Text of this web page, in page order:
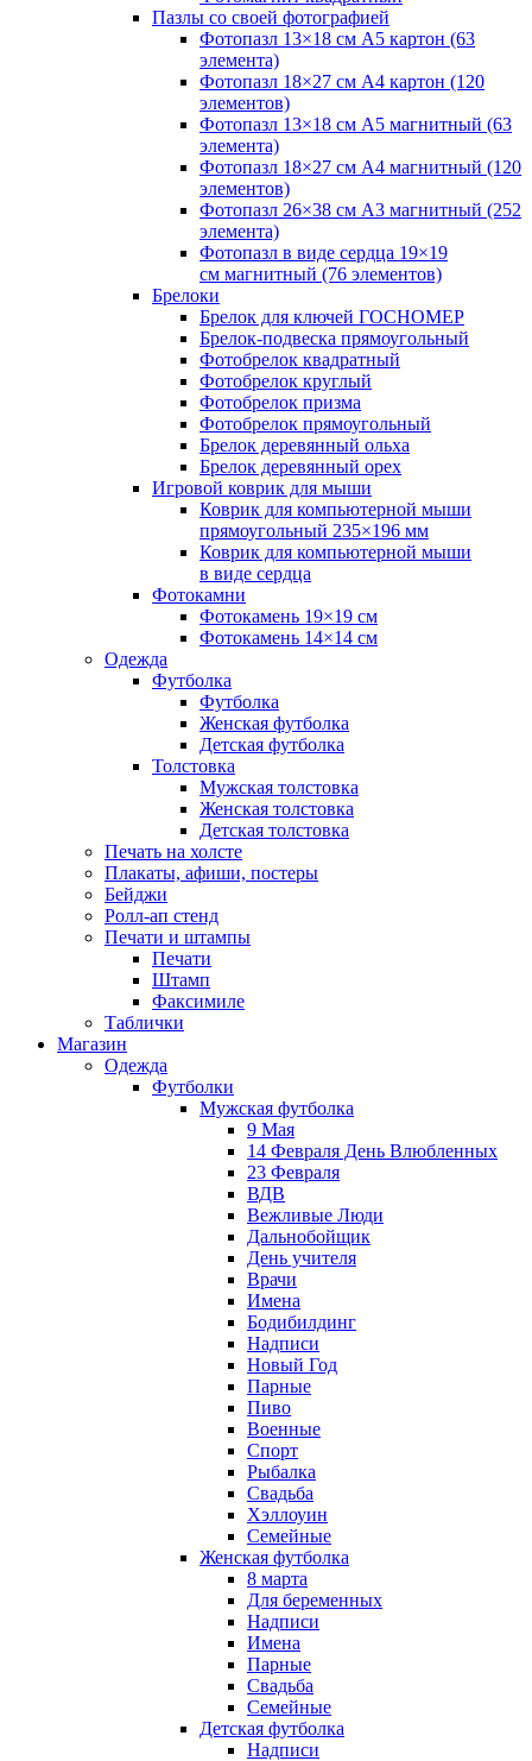
Пазлы со своей фотографией
Фотопазл 13×18 см А5 картон (63
элемента)
Фотопазл 18×27 см А4 картон (120
элементов)
Фотопазл 13×18 см А5 магнитный (63
элемента)
Фотопазл 18×27 см А4 магнитный (120
элементов)
Фотопазл 26×38 см А3 магнитный (252
элемента)
Фотопазл в виде сердца 19×19
см магнитный (76 элементов)
Брелоки
Брелок для ключей ГОСНОМЕР
Брелок-подвеска прямоугольный
Фотобрелок квадратный
Фотобрелок круглый
Фотобрелок призма
Фотобрелок прямоугольный
Брелок деревянный ольха
Брелок деревянный орех
Игровой коврик для мыши
Коврик для компьютерной мыши
прямоугольный 235×196 мм
Коврик для компьютерной мыши
в виде сердца
Фотокамни
Фотокамень 19×19 см
Фотокамень 14×14 см
Одежда
Футболка
Футболка
Женская футболка
Детская футболка
Толстовка
Мужская толстовка
Женская толстовка
Детская толстовка
Печать на холсте
Плакаты, афиши, постеры
Бейджи
Ролл-ап стенд
Печати и штампы
Печати
Штамп
Факсимиле
Таблички
Магазин
Одежда
Футболки
Мужская футболка
9 Мая
14 Февраля День Влюбленных
23 Февраля
ВДВ
Вежливые Люди
Дальнобойщик
День учителя
Врачи
Имена
Бодибилдинг
Надписи
Новый Год
Парные
Пиво
Военные
Спорт
Рыбалка
Свадьба
Хэллоуин
Семейные
Женская футболка
8 марта
Для беременных
Надписи
Имена
Парные
Свадьба
Семейные
Детская футболка
Надписи